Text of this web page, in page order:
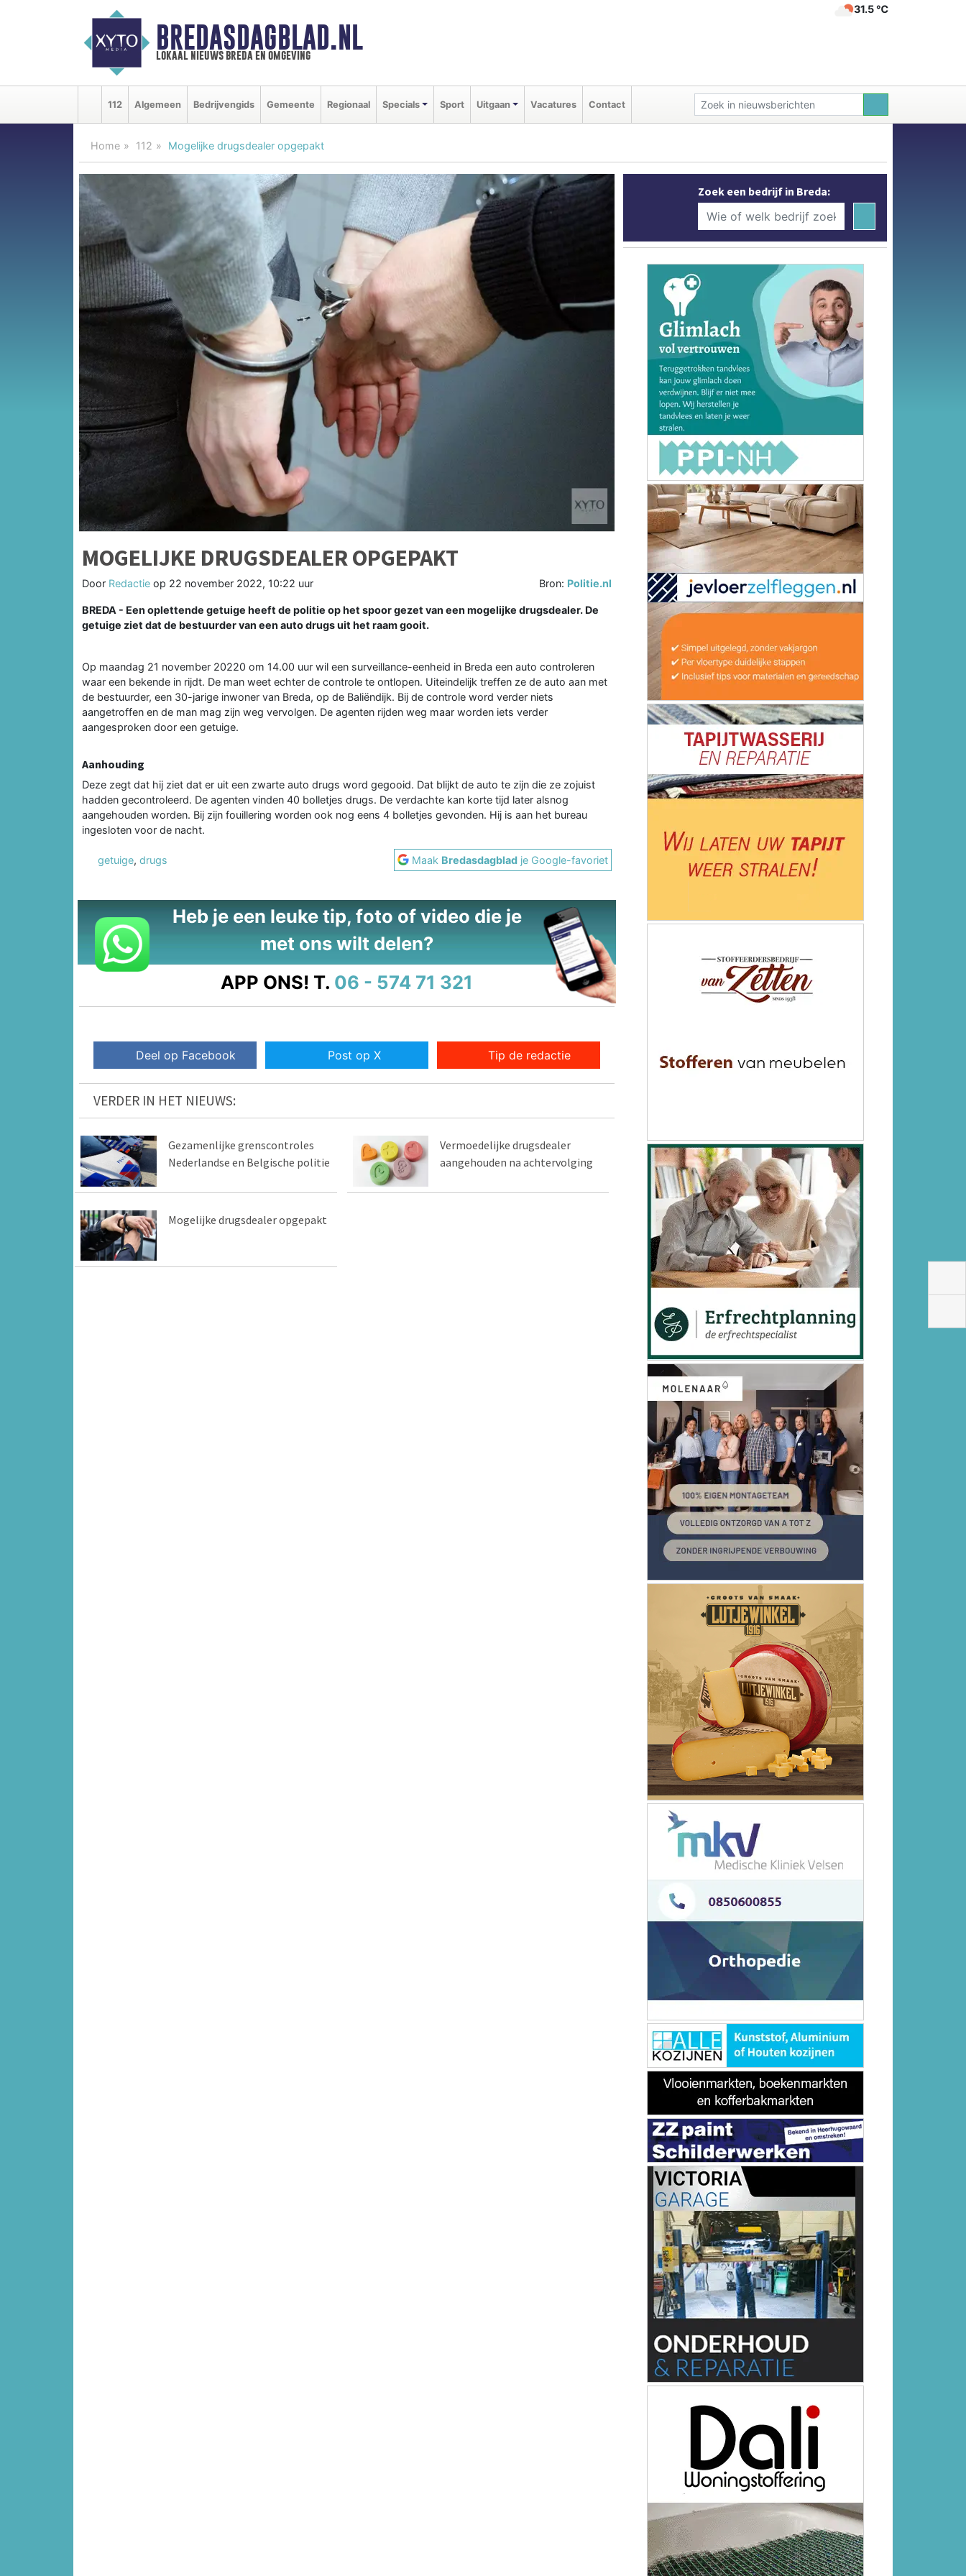
BREDASDAGBLAD.NL
lokaal nieuws breda en omgeving
31.5 ℃
112 Algemeen Bedrijvengids Gemeente Regionaal Specials Sport Uitgaan Vacatures Contact
Home 112 Mogelijke drugsdealer opgepakt
MOGELIJKE DRUGSDEALER OPGEPAKT
Door Redactie op 22 november 2022, 10:22 uur Bron: Politie.nl
BREDA - Een oplettende getuige heeft de politie op het spoor gezet van een mogelijke drugsdealer. De
getuige ziet dat de bestuurder van een auto drugs uit het raam gooit.
Op maandag 21 november 20220 om 14.00 uur wil een surveillance-eenheid in Breda een auto controleren
waar een bekende in rijdt. De man weet echter de controle te ontlopen. Uiteindelijk treffen ze de auto aan met
de bestuurder, een 30-jarige inwoner van Breda, op de Baliëndijk. Bij de controle word verder niets
aangetroffen en de man mag zijn weg vervolgen. De agenten rijden weg maar worden iets verder
aangesproken door een getuige.
Aanhouding
Deze zegt dat hij ziet dat er uit een zwarte auto drugs word gegooid. Dat blijkt de auto te zijn die ze zojuist
hadden gecontroleerd. De agenten vinden 40 bolletjes drugs. De verdachte kan korte tijd later alsnog
aangehouden worden. Bij zijn fouillering worden ook nog eens 4 bolletjes gevonden. Hij is aan het bureau
ingesloten voor de nacht.
getuige, drugs Maak Bredasdagblad je Google-favoriet
Heb je een leuke tip, foto of video die je
met ons wilt delen?
APP ONS! T. 06 - 574 71 321
Deel op Facebook Post op X Tip de redactie
VERDER IN HET NIEUWS:
Gezamenlijke grenscontroles
Nederlandse en Belgische politie
Vermoedelijke drugsdealer
aangehouden na achtervolging
Mogelijke drugsdealer opgepakt
Zoek een bedrijf in Breda: